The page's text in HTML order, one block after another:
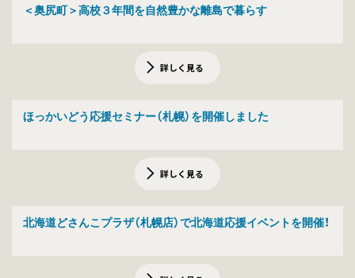
＜奥尻町＞高校３年間を自然豊かな離島で暮らす
詳しく見る
ほっかいどう応援セミナー（札幌）を開催しました
詳しく見る
北海道どさんこプラザ（札幌店）で北海道応援イベントを開催！